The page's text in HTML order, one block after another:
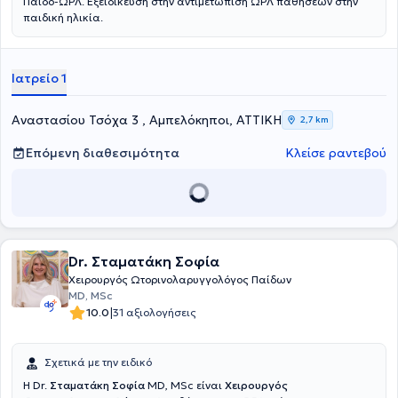
παιδική ηλικία.
Ιατρείο 1
Αναστασίου Τσόχα 3 , Αμπελόκηποι, ΑΤΤΙΚΗ 2,7 km
Επόμενη διαθεσιμότητα Κλείσε ραντεβού
Dr. Σταματάκη Σοφία
Χειρουργός Ωτορινολαρυγγολόγος Παίδων
MD, MSc
10.0|31 αξιολογήσεις
Σχετικά με την ειδικό
Η Dr. Σταματάκη Σοφία MD, MSc είναι Χειρουργός